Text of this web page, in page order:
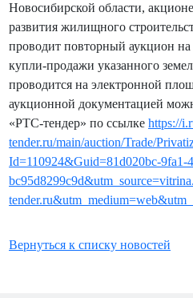
Новосибирской области,
развития жилищного
проводит повторный аукцион на
купли-продажи указанного
проводится на электронной
аукционной документацией
«РТС-тендер» по ссылке https://
tender.ru/main/auction/Trade/
Id=110924&Guid=81d020bc-9fa1-
Вернуться к списку новостей